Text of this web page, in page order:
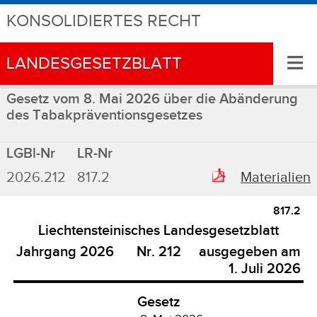
KONSOLIDIERTES RECHT
LANDESGESETZBLATT ≡
Gesetz vom 8. Mai 2026 über die Abänderung
des Tabakpräventionsgesetzes
LGBl-Nr
LR-Nr
2026.212
817.2 Materialien